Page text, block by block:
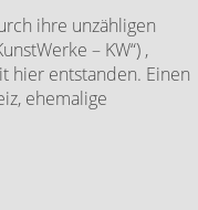
ihre unzähligen
– KW“) ,
hier entstanden. Einen
ehemalige